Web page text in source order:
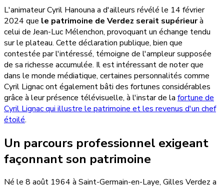
L'animateur Cyril Hanouna a d'ailleurs révélé le 14 février
2024 que le patrimoine de Verdez serait supérieurà
celui de Jean-Luc Mélenchon, provoquant un échange tendu
sur le plateau. Cette déclaration publique, bien que
contestée par l'intéressé, témoigne de l'ampleur supposée
de sa richesse accumulée. Il est intéressant de noter que
dans le monde médiatique, certaines personnalités comme
Cyril Lignac ont également bâti des fortunes considérables
grâce à leur présence télévisuelle, à l'instar de la fortune de
Cyril Lignac qui illustre le patrimoine et les revenus d'un chef
étoilé.
Un parcours professionnel exigeant
façonnant son patrimoine
Né le 8 août 1964 à Saint-Germain-en-Laye, Gilles Verdez a